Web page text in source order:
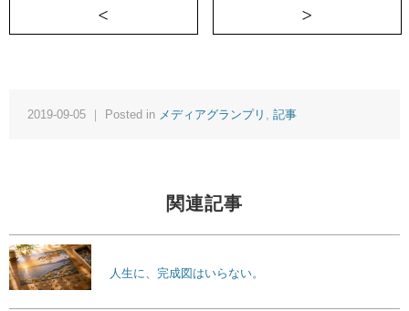
＜ ウェルカム「大殺界」
2019-09-05 ｜ Posted in メディアグランプリ 記事
関連記事
人生に、完成図はいらない。